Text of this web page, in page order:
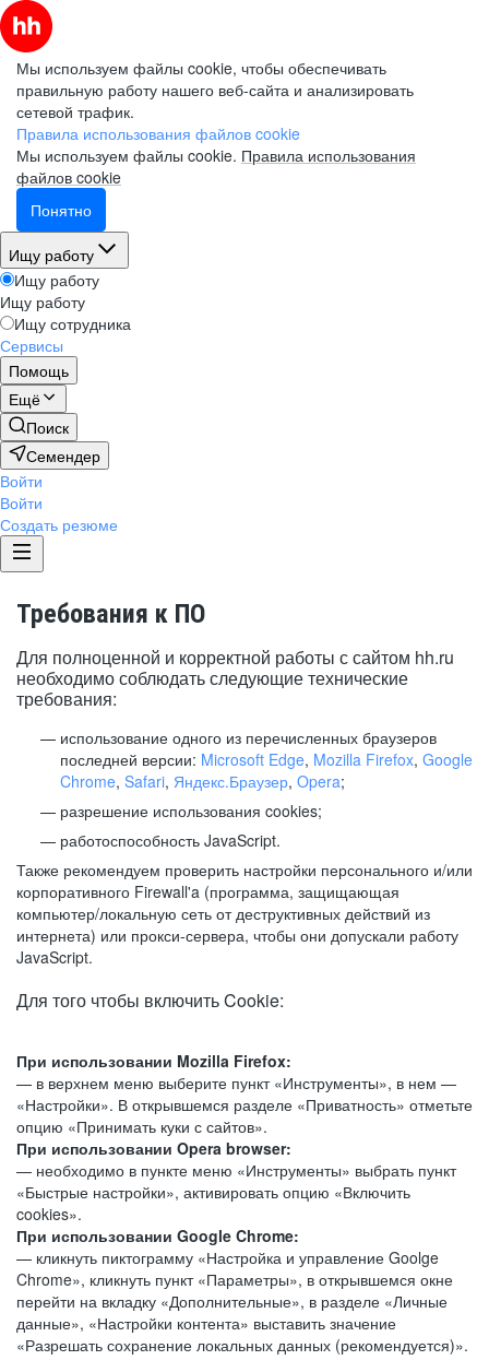
Мы используем файлы cookie, чтобы обеспечивать
правильную работу нашего веб-сайта и анализировать
сетевой трафик.
Правила использования файлов cookie
Мы используем файлы cookie. Правила использования
файлов cookie
Понятно
Ищу работу
Ищу работу
Ищу работу
Ищу сотрудника
Сервисы
Помощь
Ещё
Поиск
Семендер
Войти
Войти
Создать резюме
Требования к ПО
Для полноценной и корректной работы с сайтом hh.ru
необходимо соблюдать следующие технические
требования:
использование одного из перечисленных браузеров
последней версии: Microsoft Edge, Mozilla Firefox, Google
Chrome, Safari, Яндекс.Браузер, Opera;
разрешение использования cookies;
работоспособность JavaScript.
Также рекомендуем проверить настройки персонального и/или
корпоративного Firewall'a (программа, защищающая
компьютер/локальную сеть от деструктивных действий из
интернета) или прокси-сервера, чтобы они допускали работу
JavaScript.
Для того чтобы включить Cookie:
При использовании Mozilla Firefox:
— в верхнем меню выберите пункт «Инструменты», в нем —
«Настройки». В открывшемся разделе «Приватность» отметьте
опцию «Принимать куки с сайтов».
При использовании Opera browser:
— необходимо в пункте меню «Инструменты» выбрать пункт
«Быстрые настройки», активировать опцию «Включить
cookies».
При использовании Google Chrome:
— кликнуть пиктограмму «Настройка и управление Goolge
Chrome», кликнуть пункт «Параметры», в открывшемся окне
перейти на вкладку «Дополнительные», в разделе «Личные
данные», «Настройки контента» выставить значение
«Разрешать сохранение локальных данных (рекомендуется)».